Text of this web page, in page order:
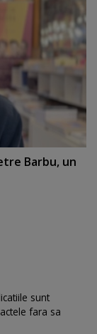
Barbu, un
sunt
fara sa